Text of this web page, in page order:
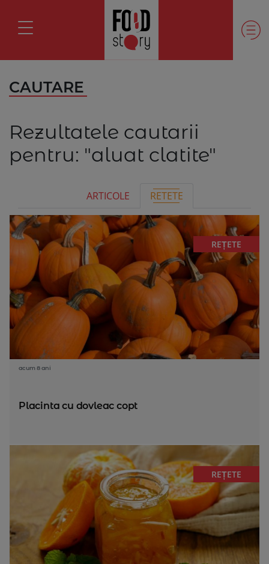
CAUTARE
Rezultatele cautarii
pentru: "aluat clatite"
ARTICOLE RETETE
REȚETE
acum 8 ani
Placinta cu dovleac copt
REȚETE